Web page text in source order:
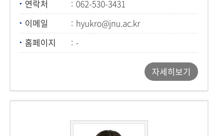
연락처
062-530-3431
이메일
hyukro@jnu.ac.kr
홈페이지
-
자세히보기